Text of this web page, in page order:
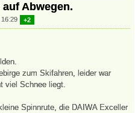
Abwegen.
+2
zum Skifahren, leider war
viel Schnee liegt.
Spinnrute, die DAIWA Exceller